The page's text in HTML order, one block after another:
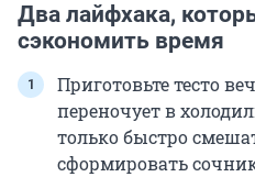
Два лайфхака,
сэкономить время
Приготовьте тесто
переночует в
только быстро
сформировать